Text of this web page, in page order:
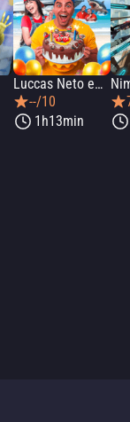
Luccas Neto em: O Meu Aniversário
--/10
1h13min